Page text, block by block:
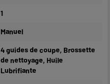
1
Manuel
4 guides de coupe, Brossette
de nettoyage, Huile
Lubrifiante